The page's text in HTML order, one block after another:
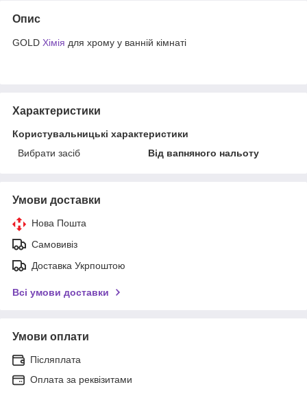
Опис
GOLD Хімія для хрому у ванній кімнаті
Характеристики
Користувальницькі характеристики
Вибрати засіб
Від вапняного нальоту
Умови доставки
Нова Пошта
Самовивіз
Доставка Укрпоштою
Всі умови доставки
Умови оплати
Післяплата
Оплата за реквізитами